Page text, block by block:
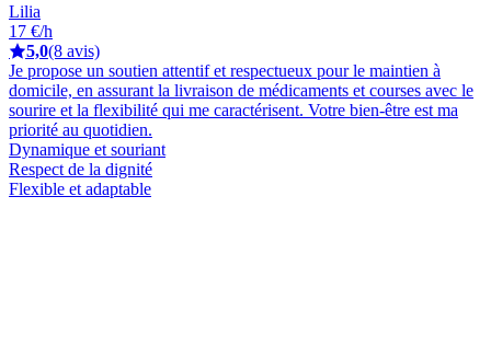
Lilia
17 €/h
5,0(8 avis)
Je propose un soutien attentif et respectueux pour le maintien à
domicile, en assurant la livraison de médicaments et courses avec le
sourire et la flexibilité qui me caractérisent. Votre bien-être est ma
priorité au quotidien.
Dynamique et souriant
Respect de la dignité
Flexible et adaptable